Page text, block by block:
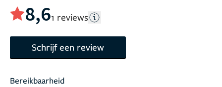
8,61 reviews
Schrijf een review
Bereikbaarheid